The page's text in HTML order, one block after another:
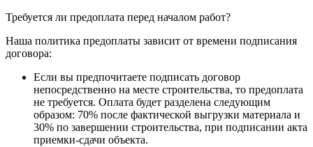
Требуется ли предоплата перед началом работ?
Наша политика предоплаты зависит от времени подписания
договора:
Если вы предпочитаете подписать договор
непосредственно на месте строительства, то предоплата
не требуется. Оплата будет разделена следующим
образом: 70% после фактической выгрузки материала и
30% по завершении строительства, при подписании акта
приемки-сдачи объекта.